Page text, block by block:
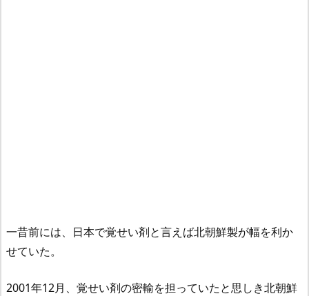
一昔前には、日本で覚せい剤と言えば北朝鮮製が幅を利か
せていた。
2001年12月、覚せい剤の密輸を担っていたと思しき北朝鮮